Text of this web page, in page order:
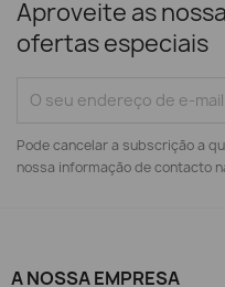
Aproveite as
ofertas especiais
Pode cancelar a subscrição a
nossa informação de contacto
A NOSSA EMPRESA